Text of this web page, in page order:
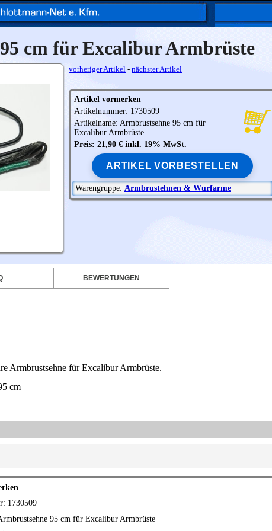
cm für Excalibur Armbrüste
vorheriger Artikel - nächster Artikel
Artikel vormerken
Artikelnummer: 1730509
Artikelname: Armbrustsehne 95 cm für
Excalibur Armbrüste
Preis: 21,90 € inkl. 19% MwSt.
ARTIKEL VORBESTELLEN
Warengruppe: Armbrustehnen & Wurfarme
BEWERTUNGEN
Armbrustsehne für Excalibur Armbrüste.
cm
1730509
95 cm für Excalibur Armbrüste